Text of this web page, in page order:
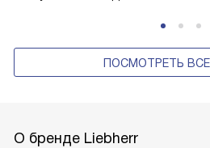
ПОСМОТРЕТЬ
О бренде Liebherr